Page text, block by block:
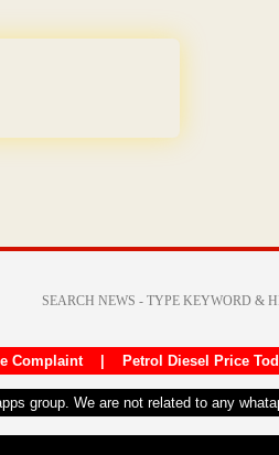
Complaint| Petrol Diesel Price
group. We are not related to any